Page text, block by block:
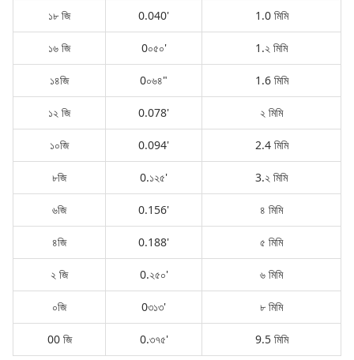
১৮ জি 0.040' 1.0 মিমি
১৬ জি 0০৫০' 1.২ মিমি
১৪জি 0০৬৪" 1.6 মিমি
১২ জি 0.078' ২ মিমি
১০জি 0.094' 2.4 মিমি
৮জি 0.১২৫' 3.২ মিমি
৬জি 0.156' ৪ মিমি
৪জি 0.188' ৫ মিমি
২ জি 0.২৫০' ৬ মিমি
০জি 0৩১৩' ৮ মিমি
00 জি 0.৩৭৫' 9.5 মিমি